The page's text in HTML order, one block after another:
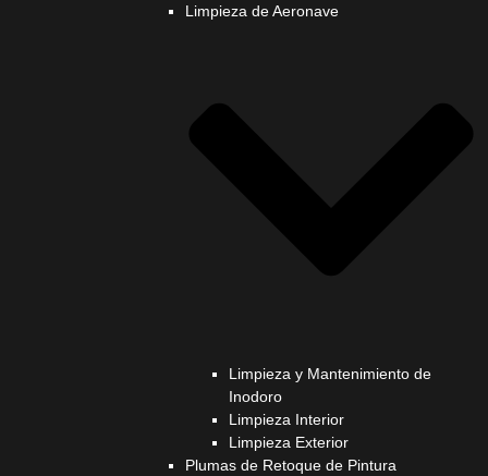
Limpieza de Aeronave
Limpieza y Mantenimiento de
Inodoro
Limpieza Interior
Limpieza Exterior
Plumas de Retoque de Pintura